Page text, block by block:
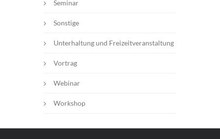
Seminar
Sonstige
Unterhaltung und Freizeitveranstaltung
Vortrag
Webinar
Workshop